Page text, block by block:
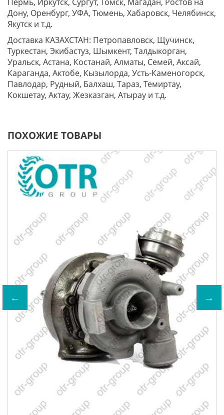
Пермь, Иркутск, Сургут, Томск, Магадан, Ростов на
Дону, Оренбург, УФА, Тюмень, Хабаровск, Челябинск,
Якутск и т.д.
Доставка КАЗАХСТАН: Петропавловск, Щучинск,
Туркестан, Экибастуз, Шымкент, Талдыкорган,
Уральск, Астана, Костанай, Алматы, Семей, Аксай,
Караганда, Актобе, Кызылорда, Усть-Каменогорск,
Павлодар, Рудный, Балхаш, Тараз, Темиртау,
Кокшетау, Актау, Жезказган, Атырау и т.д.
ПОХОЖИЕ ТОВАРЫ